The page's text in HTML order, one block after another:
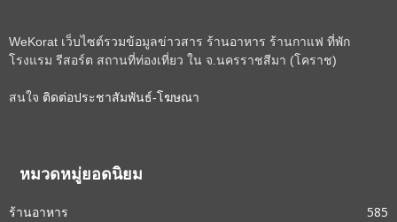
WeKorat เว็บไซต์รวมข้อมูลข่าวสาร ร้านอาหาร ร้านกาแฟ ที่พัก
โรงแรม รีสอร์ต สถานที่ท่องเที่ยว ใน จ.นครราชสีมา (โคราช)
สนใจ ติดต่อประชาสัมพันธ์-โฆษณา
หมวดหมู่ยอดนิยม
ร้านอาหาร
585